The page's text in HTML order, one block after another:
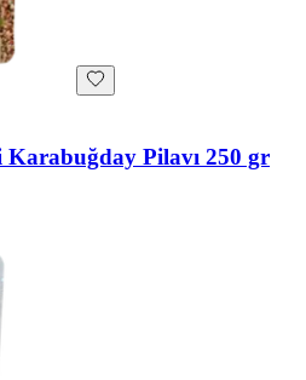
Karabuğday Pilavı 250 gr